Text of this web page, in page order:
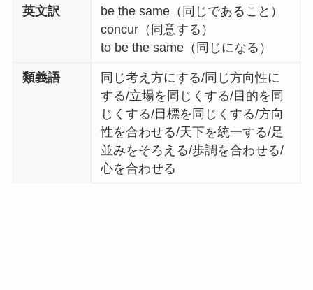
英文訳
be the same（同じであること）
concur（同意する）
to be the same（同じになる）
類義語
同じ考え方にする/同じ方向性に
する/立場を同じくする/目的を同
じくする/目標を同じくする/方向
性を合わせる/天下を統一する/足
並みをそろえる/歩調を合わせる/
心を合わせる